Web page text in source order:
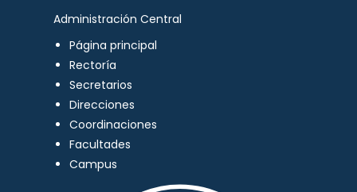
Administración Central
Página principal
Rectoría
Secretarios
Direcciones
Coordinaciones
Facultades
Campus